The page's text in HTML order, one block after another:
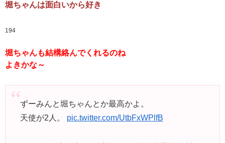
堀ちゃんは面白いから好き
194
堀ちゃんも結構絡んでくれるのね
よきかな～
ずーみんと堀ちゃんとか最高かよ。
天使が2人。 pic.twitter.com/UtbFxWPlfB